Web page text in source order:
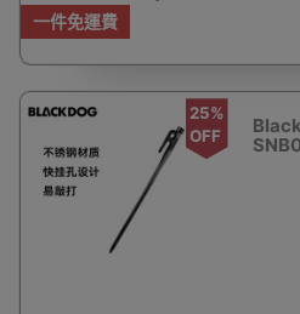
一件免運費
25%
OFF